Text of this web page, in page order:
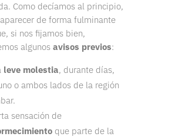
Como decíamos al principio,
de forma fulminante
si nos fijamos bien,
algunos avisos previos:
leve molestia, durante días,
o ambos lados de la región
sensación de
que parte de la